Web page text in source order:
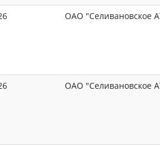
ОАО "Селивановское
ОАО "Селивановское